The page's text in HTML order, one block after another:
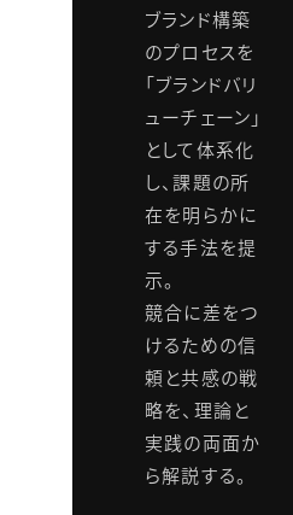
ブランド構築
のプロセスを
「ブランドバリ
ューチェーン」
として体系化
し、課題の所
在を明らかに
する手法を提
示。
競合に差をつ
けるための信
頼と共感の戦
略を、理論と
実践の両面か
ら解説する。